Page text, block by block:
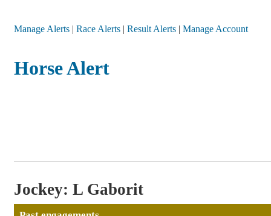
Manage Alerts | Race Alerts | Result Alerts | Manage Account
Horse Alert
Jockey: L Gaborit